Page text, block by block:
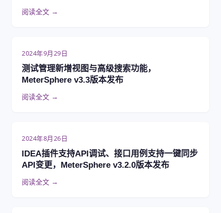
阅读全文 →
2024年9月29日
测试管理新增视图与高级搜索功能，
MeterSphere v3.3版本发布
阅读全文 →
2024年8月26日
IDEA插件支持API调试、接口用例支持一键同步
API变更，MeterSphere v3.2.0版本发布
阅读全文 →